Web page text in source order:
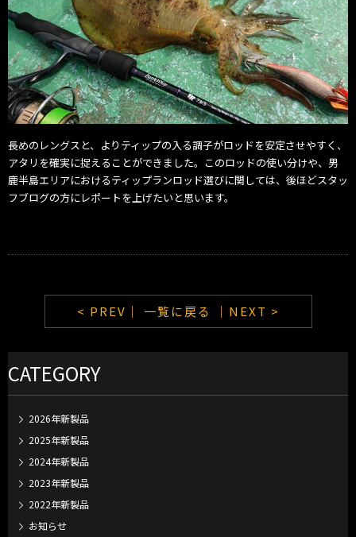
長めのレングスと、 よりティップの入る調子がロッドを安定させやすく、
アタリを確実に捉えることができました。 このロッドの使い分けや、 男
鹿半島エリアにおけるティップランロッド選びに関しては、 後ほどスタッ
フブログの方にレポートを上げたいと思います。
< PREV｜ 一覧に戻る ｜NEXT >
CATEGORY
2026年新製品
2025年新製品
2024年新製品
2023年新製品
2022年新製品
お知らせ